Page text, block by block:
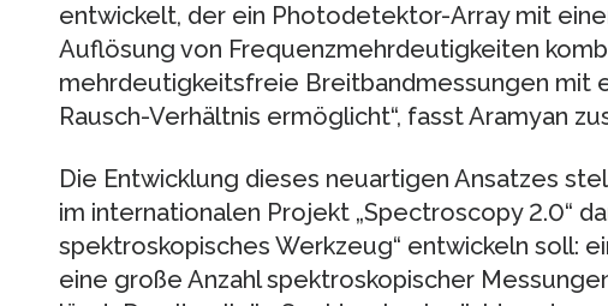
entwickelt, der ein Photodetektor-Array mit
Auflösung von Frequenzmehrdeutigkeiten
mehrdeutigkeitsfreie Breitbandmessungen mit
Rausch-Verhältnis ermöglicht“, fasst Aramyan
Die Entwicklung dieses neuartigen Ansatzes
im internationalen Projekt „Spectroscopy 2.0“
spektroskopisches Werkzeug“ entwickeln soll:
eine große Anzahl spektroskopischer